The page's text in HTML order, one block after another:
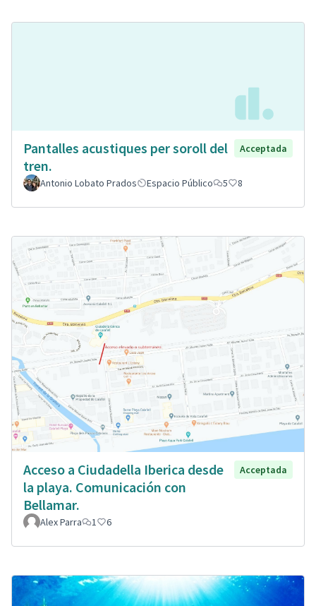
Pantalles acustiques per soroll del
tren.
Acceptada
Antonio Lobato Prados Espacio Público 5 8
Acceso a Ciudadella Iberica desde
la playa. Comunicación con
Bellamar.
Acceptada
Alex Parra 1 6